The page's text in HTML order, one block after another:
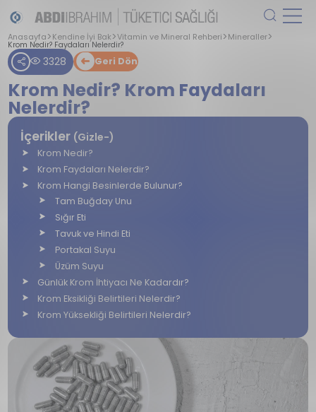
Anasayfa Kendine İyi Bak Vitamin ve Mineral Rehberi Mineraller
Krom Nedir? Faydaları Nelerdir?
3328 Geri Dön
Krom Nedir? Krom Faydaları
Nelerdir?
İçerikler (Gizle-)
Krom Nedir?
Krom Faydaları Nelerdir?
Krom Hangi Besinlerde Bulunur?
Tam Buğday Unu
Sığır Eti
Tavuk ve Hindi Eti
Portakal Suyu
Üzüm Suyu
Günlük Krom İhtiyacı Ne Kadardır?
Krom Eksikliği Belirtileri Nelerdir?
Krom Yüksekliği Belirtileri Nelerdir?